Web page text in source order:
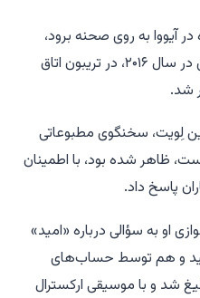
آیووا به روی صحنه برود،
روبیو، نامزد سابق ریاست‌جمهوری در سال ۲۰۱۶، در تریبون اتاق
شد.
لِویت، سخنگوی مطبوعاتی
ظاهر شده بود، با اطمینان
پاسخ داد.
او به سؤالی درباره «امید»
و هم توسط حساب‌های
شد و با موسیقی ارکسترال